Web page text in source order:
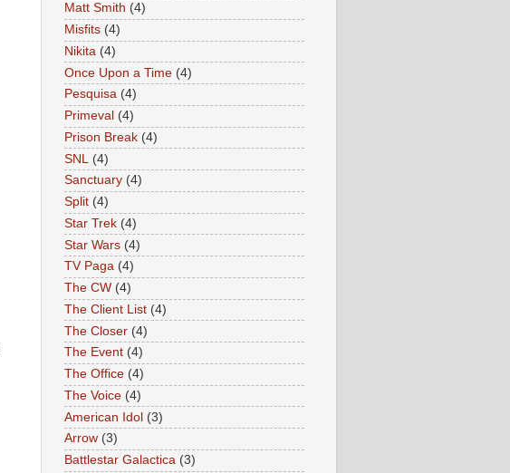
Matt Smith (4)
Misfits (4)
Nikita (4)
Once Upon a Time (4)
Pesquisa (4)
Primeval (4)
Prison Break (4)
SNL
(4)
Sanctuary (4)
Split (4)
Star Trek (4)
Star Wars (4)
TV Paga (4)
The CW (4)
The Client List (4)
The Closer (4)
The Event (4)
The Office (4)
The Voice (4)
American Idol (3)
Arrow (3)
Battlestar Galactica (3)